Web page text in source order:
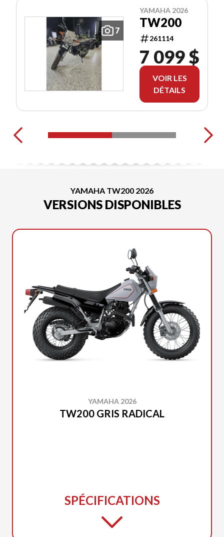
7
YAMAHA 2026
TW200
261114
7 099 $
VOIR LES
DÉTAILS
YAMAHA TW200 2026
VERSIONS DISPONIBLES
YAMAHA 2026
TW200 GRIS RADICAL
SPÉCIFICATIONS